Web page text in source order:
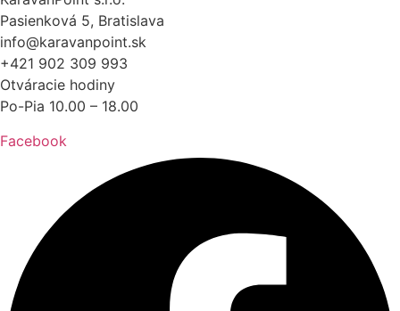
Pasienková 5, Bratislava
info@karavanpoint.sk
+421 902 309 993
Otváracie hodiny
Po-Pia 10.00 – 18.00
Facebook